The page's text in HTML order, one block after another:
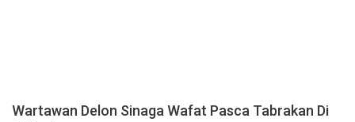
Wartawan Delon Sinaga Wafat Pasca Tabrakan Di